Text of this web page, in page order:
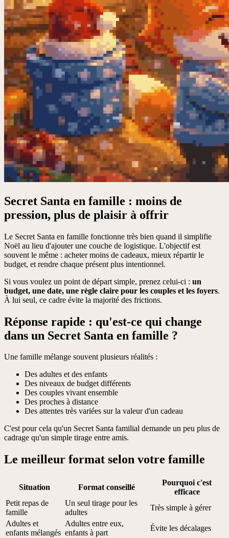
Secret Santa en famille : moins de
pression, plus de plaisir à offrir
Le Secret Santa en famille fonctionne très bien quand il simplifie
Noël au lieu d'ajouter une couche de logistique. L'objectif est
souvent le même : acheter moins de cadeaux, mieux répartir le
budget, et rendre chaque présent plus intentionnel.
Si vous voulez un point de départ simple, prenez celui-ci : un
budget, une date, une règle claire pour les couples et les foyers.
À lui seul, ce cadre évite la majorité des frictions.
Réponse rapide : qu'est-ce qui change
dans un Secret Santa en famille ?
Une famille mélange souvent plusieurs réalités :
Des adultes et des enfants
Des niveaux de budget différents
Des couples vivant ensemble
Des proches à distance
Des attentes très variées sur la valeur d'un cadeau
C'est pour cela qu'un Secret Santa familial demande un peu plus de
cadrage qu'un simple tirage entre amis.
Le meilleur format selon votre famille
Situation Format conseillé
Pourquoi c'est
efficace
Petit repas de
famille
Un seul tirage pour les
adultes
Très simple à gérer
Adultes et
enfants mélangés
Adultes entre eux,
enfants à part
Évite les décalages